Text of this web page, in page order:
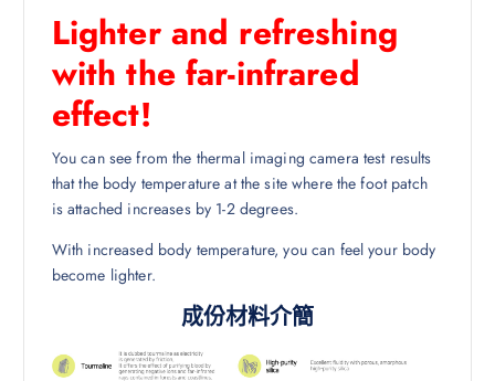
Lighter and refreshing
with the far-infrared
effect!
You can see from the thermal imaging camera test results
that the body temperature at the site where the foot patch
is attached increases by 1-2 degrees.
With increased body temperature, you can feel your body
become lighter.
成份材料介簡